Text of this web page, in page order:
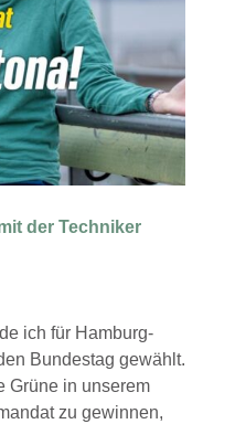
der Techniker
ich für Hamburg-
Bundestag gewählt.
Grüne in unserem
zu gewinnen,